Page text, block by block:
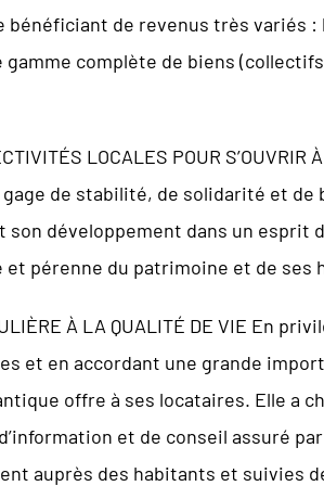
bénéficiant de revenus très variés
gamme complète de biens
LOCALES POUR
gage de stabilité, de solidarité et
développement dans un esprit
pérenne du patrimoine et de ses
À LA QUALITÉ DE VIE En
et en accordant une grande
offre à ses locataires. Elle
et de conseil assuré
auprès des habitants et suivies